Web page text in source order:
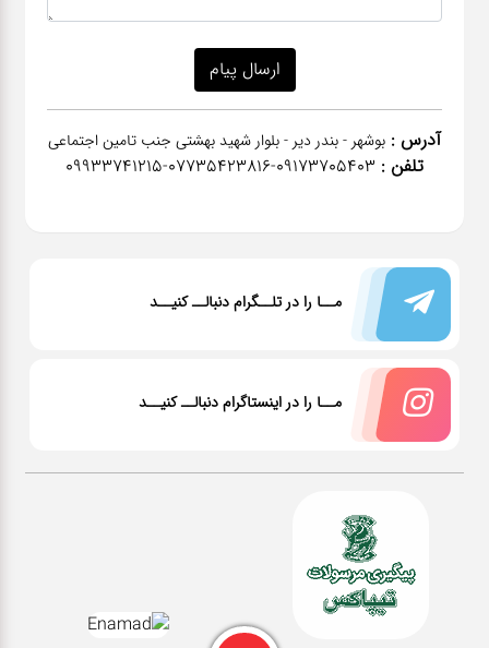
آدرس : بوشهر - بندر دیر - بلوار شهید بهشتی جنب تامین اجتماعی
تلفن : ٠٩١٧٣٧٠٥٤٠٣-07735423816-09933741215
مــا را در تلــگرام دنبالــ کنیــد
مــا را در اینستاگرام دنبالــ کنیــد